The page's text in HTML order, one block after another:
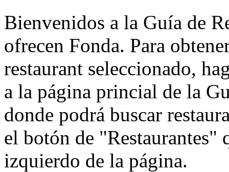
Bienvenidos a la Guía de
ofrecen Fonda. Para
restaurant seleccionado,
a la página princial de la
donde podrá buscar
el botón de "Restaurantes"
izquierdo de la página.